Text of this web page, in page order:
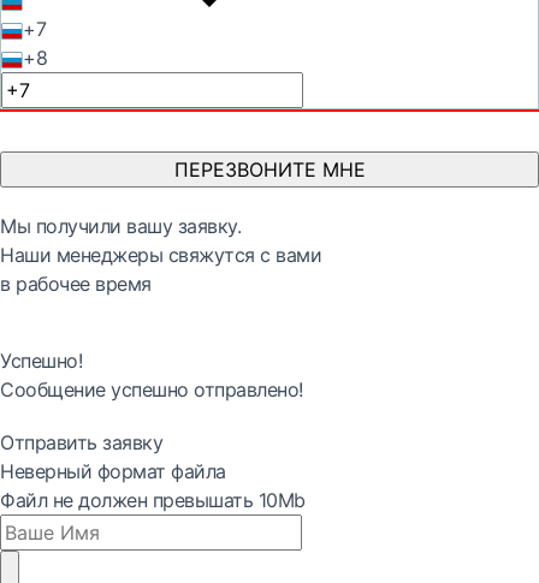
+7
+8
ПЕРЕЗВОНИТЕ МНЕ
Мы получили вашу заявку.
Наши менеджеры свяжутся с вами
в рабочее время
Успешно!
Сообщение успешно отправлено!
Отправить заявку
Неверный формат файла
Файл не должен превышать 10Mb